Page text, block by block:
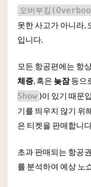
오버부킹
못한 사고가 아니라,
입니다.
모든 항공편에는 항
체증 , 혹은 늦잠등으
Show )이 있기 때문
기를 띄우지 않기 위
은 티켓을 판매합니
초과 판매되는 항공
를 분석하여 예상 노